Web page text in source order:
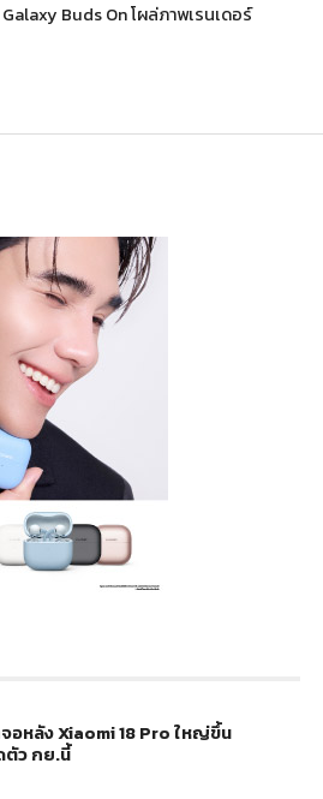
Buds On โผล่ภาพเรนเดอร์
อหลัง Xiaomi 18 Pro ใหญ่ขึ้น
ตัว กย.นี้